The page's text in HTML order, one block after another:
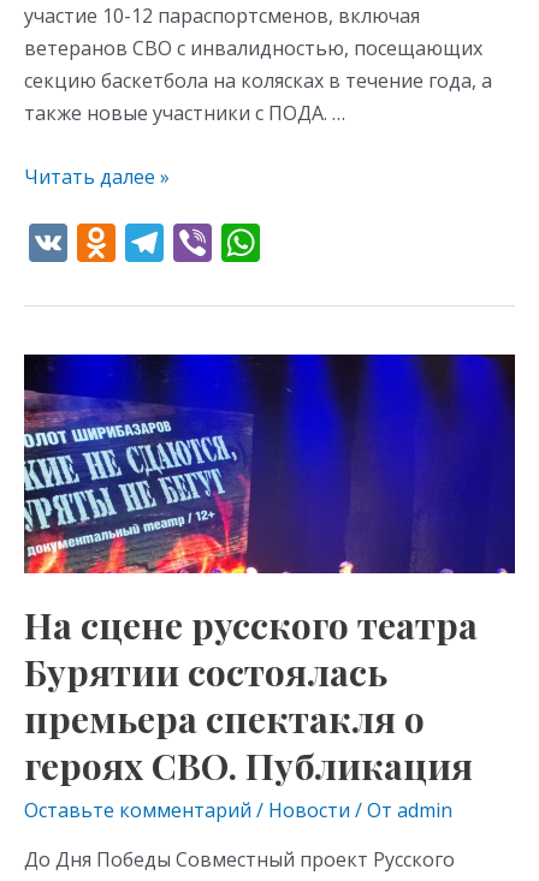
участие 10-12 параспортсменов, включая
ветеранов СВО с инвалидностью, посещающих
секцию баскетбола на колясках в течение года, а
также новые участники с ПОДА. …
Читать далее »
V O
n
o
kl
as
s
ni
ki
T
e
gr
a
m
Vi
er at
s
A
p
На сцене русского театра
Бурятии состоялась
премьера спектакля о
героях СВО. Публикация
Оставьте комментарий / Новости / От admin
До Дня Победы Совместный проект Русского
сцене
русского
театра
Бурятии
состоялась
премьера
о
героях
СВО.
Публикация